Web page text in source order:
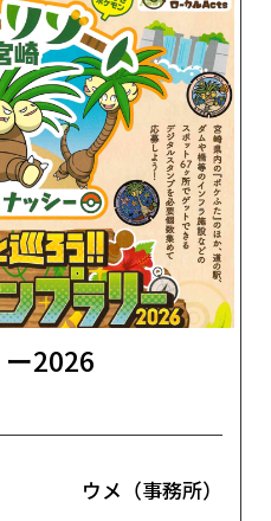
2026
ウメ（事務所）